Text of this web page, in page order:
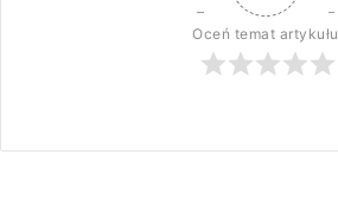
Oceń temat artykułu